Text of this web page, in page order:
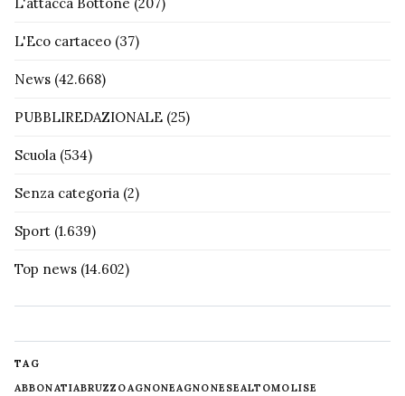
L'Eco cartaceo (37)
News (42.668)
PUBBLIREDAZIONALE (25)
Scuola (534)
Senza categoria (2)
Sport (1.639)
Top news (14.602)
TAG
ABBONATIABRUZZOAGNONEAGNONESEALTOMOLISE